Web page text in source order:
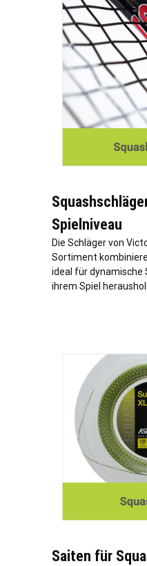
Spielniveau
Die Schläger von
Sortiment
ideal für dynamische
ihrem Spiel
Saiten für